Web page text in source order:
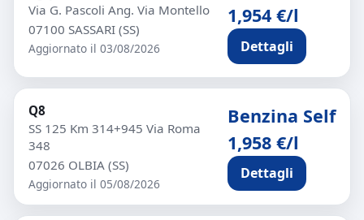
Via G. Pascoli Ang. Via Montello
07100 SASSARI (SS)
Aggiornato il 03/08/2026
1,954 €/l
Dettagli
Q8
SS 125 Km 314+945 Via Roma
348
07026 OLBIA (SS)
Aggiornato il 05/08/2026
Benzina Self
1,958 €/l
Dettagli